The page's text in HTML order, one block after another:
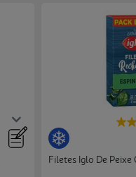
Filetes Iglo De